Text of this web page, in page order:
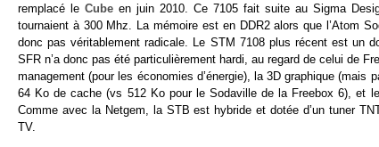
remplacé le Cubeen juin 2010. Ce 7105 fait suite au Sigma
tournaient à 300 Mhz. La mémoire est en DDR2 alors que l’Atom
donc pas véritablement radicale. Le STM 7108 plus récent est un
SFR n’a donc pas été particulièrement hardi, au regard de celui de
management (pour les économies d’énergie), la 3D graphique
64 Ko de cache (vs 512 Ko pour le Sodaville de la Freebox 6), et
Comme avec la Netgem, la STB est hybride et dotée d’un tuner
TV.